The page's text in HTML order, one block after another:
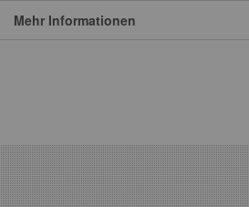
Mehr Informationen